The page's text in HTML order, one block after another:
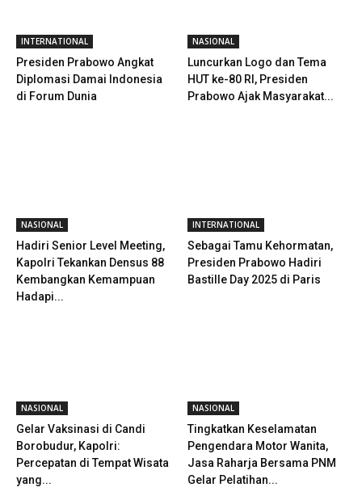
INTERNATIONAL
Presiden Prabowo Angkat
Diplomasi Damai Indonesia
di Forum Dunia
NASIONAL
Luncurkan Logo dan Tema
HUT ke-80 RI, Presiden
Prabowo Ajak Masyarakat...
NASIONAL
Hadiri Senior Level Meeting,
Kapolri Tekankan Densus 88
Kembangkan Kemampuan
Hadapi...
INTERNATIONAL
Sebagai Tamu Kehormatan,
Presiden Prabowo Hadiri
Bastille Day 2025 di Paris
NASIONAL
Gelar Vaksinasi di Candi
Borobudur, Kapolri:
Percepatan di Tempat Wisata
yang...
NASIONAL
Tingkatkan Keselamatan
Pengendara Motor Wanita,
Jasa Raharja Bersama PNM
Gelar Pelatihan...